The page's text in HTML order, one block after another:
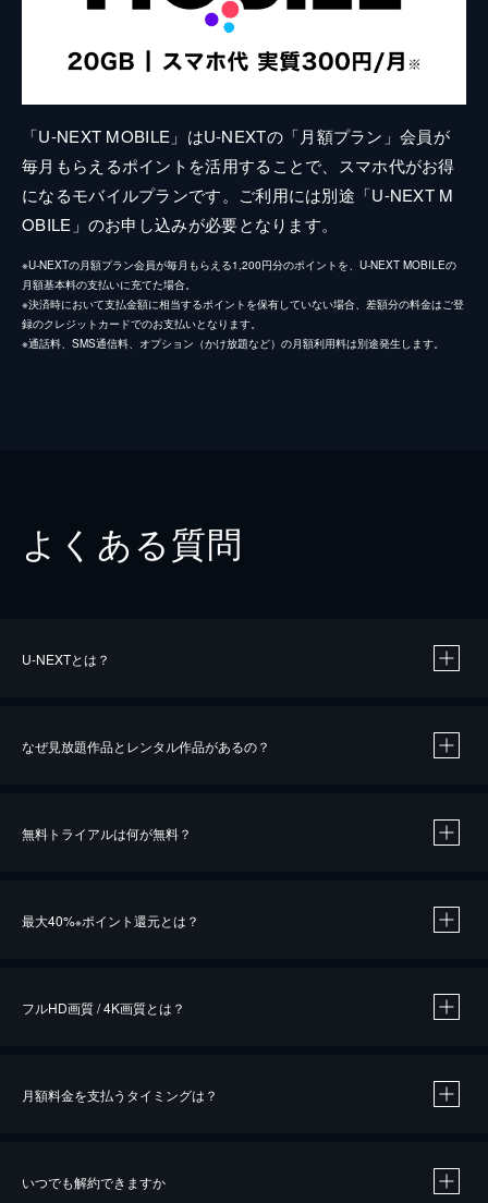
「U-NEXT MOBILE」はU-NEXTの「月額プラン」会員が
毎月もらえるポイントを活用することで、スマホ代がお得
になるモバイルプランです。ご利用には別途「U-NEXT M
OBILE」のお申し込みが必要となります。
※U-NEXTの月額プラン会員が毎月もらえる1,200円分のポイントを、U-NEXT MOBILEの
月額基本料の支払いに充てた場合。
※決済時において支払金額に相当するポイントを保有していない場合、差額分の料金はご登
録のクレジットカードでのお支払いとなります。
※通話料、SMS通信料、オプション（かけ放題など）の月額利用料は別途発生します。
よくある質問
U-NEXTとは？
なぜ見放題作品とレンタル作品があるの？
無料トライアルは何が無料？
最大40%※ポイント還元とは？
※40％ポイント還元の対象は、クレジットカード決済による作品の購入 / レンタルです。
フルHD画質 / 4K画質とは？
月額料金を支払うタイミングは？
いつでも解約できますか